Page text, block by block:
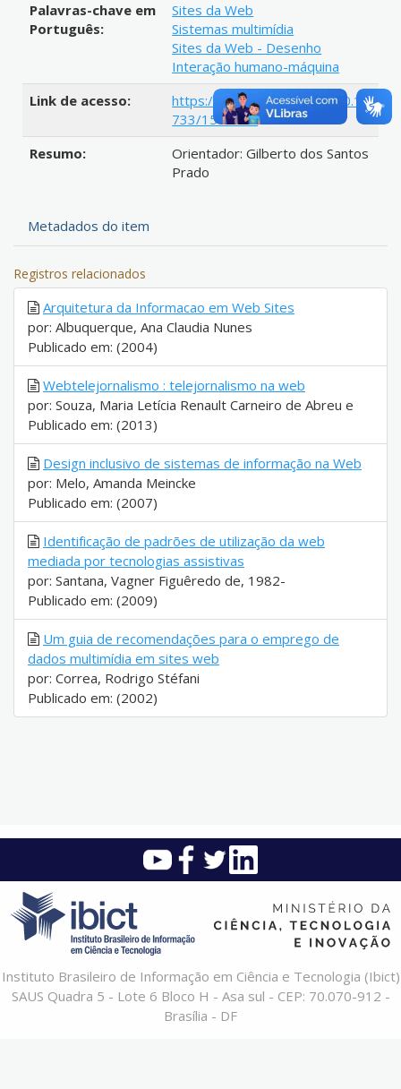
Palavras-chave em
Português:
Sites da Web
Sistemas multimídia
Sites da Web - Desenho
Interação humano-máquina
Link de acesso:
https://hdl.handle.net/20.500.12
733/1589851
Resumo:
Orientador: Gilberto dos Santos
Prado
Metadados do item
Registros relacionados
Arquitetura da Informacao em Web Sites
por: Albuquerque, Ana Claudia Nunes
Publicado em: (2004)
Webtelejornalismo : telejornalismo na web
por: Souza, Maria Letícia Renault Carneiro de Abreu e
Publicado em: (2013)
Design inclusivo de sistemas de informação na Web
por: Melo, Amanda Meincke
Publicado em: (2007)
Identificação de padrões de utilização da web
mediada por tecnologias assistivas
por: Santana, Vagner Figuêredo de, 1982-
Publicado em: (2009)
Um guia de recomendações para o emprego de
dados multimídia em sites web
por: Correa, Rodrigo Stéfani
Publicado em: (2002)
Instituto Brasileiro de Informação em Ciência e Tecnologia (Ibict)
SAUS Quadra 5 - Lote 6 Bloco H - Asa sul - CEP: 70.070-912 -
Brasília - DF